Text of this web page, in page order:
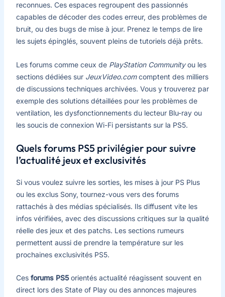
reconnues. Ces espaces regroupent des passionnés
capables de décoder des codes erreur, des problèmes de
bruit, ou des bugs de mise à jour. Prenez le temps de lire
les sujets épinglés, souvent pleins de tutoriels déjà prêts.
Les forums comme ceux de PlayStation Communityou les
sections dédiées sur JeuxVideo.comcomptent des milliers
de discussions techniques archivées. Vous y trouverez par
exemple des solutions détaillées pour les problèmes de
ventilation, les dysfonctionnements du lecteur Blu-ray ou
les soucis de connexion Wi-Fi persistants sur la PS5.
Quels forums PS5 privilégier pour suivre
l’actualité jeux et exclusivités
Si vous voulez suivre les sorties, les mises à jour PS Plus
ou les exclus Sony, tournez-vous vers des forums
rattachés à des médias spécialisés. Ils diffusent vite les
infos vérifiées, avec des discussions critiques sur la qualité
réelle des jeux et des patchs. Les sections rumeurs
permettent aussi de prendre la température sur les
prochaines exclusivités PS5.
Ces forums PS5orientés actualité réagissent souvent en
direct lors des State of Play ou des annonces majeures